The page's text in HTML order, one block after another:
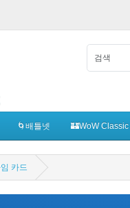
🌀배틀넷 🏰WoW Classic
카드